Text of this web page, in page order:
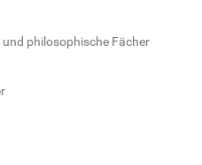
philosophische Fächer